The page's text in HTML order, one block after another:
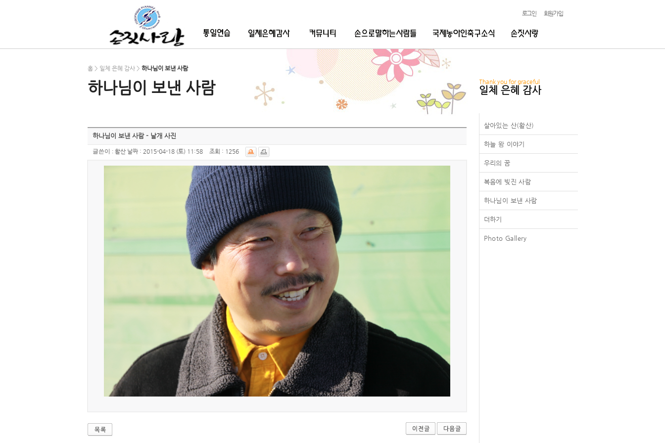
로그인 회원가입
Thank you for graceful
일체 은혜 감사
살아있는 산(활산)
하늘 뫔 이야기
우리의 꿈
복음에 빚진 사람
하나님이 보낸 사람
더하기
Photo Gallery
하나님이 보낸 사람
홈 > 일체 은혜 감사 > 하나님이 보낸 사람
하나님이 보낸 사람 - 날개 사진
글쓴이 : 활산날짜 : 2015-04-18 (토) 11:58 조회 : 1256